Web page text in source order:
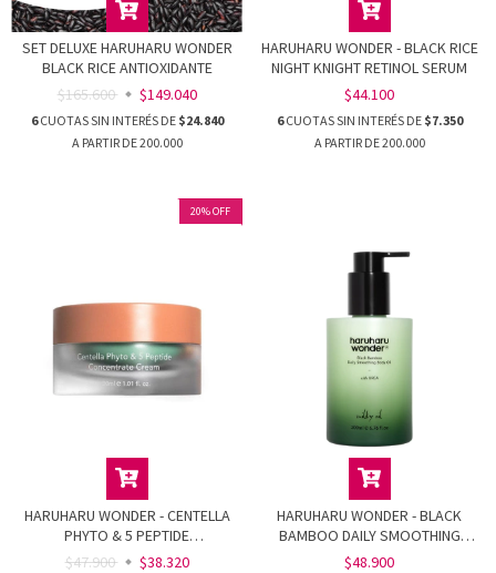
SET DELUXE HARUHARU WONDER
BLACK RICE ANTIOXIDANTE
$165.600
$149.040
6CUOTAS SIN INTERÉS DE $24.840
HARUHARU WONDER - BLACK RICE
NIGHT KNIGHT RETINOL SERUM
$44.100
6CUOTAS SIN INTERÉS DE $7.350
20%OFF
HARUHARU WONDER - CENTELLA
PHYTO & 5 PEPTIDE
CONCENTRATE CREAM
$47.900 $38.320
HARUHARU WONDER - BLACK
BAMBOO DAILY SMOOTHING
BODY OIL
$48.900